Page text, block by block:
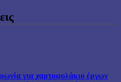
για χαρτοφυλάκιο έργων